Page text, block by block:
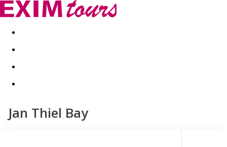
Akční nabídky Last minute
Jan Thiel Bay